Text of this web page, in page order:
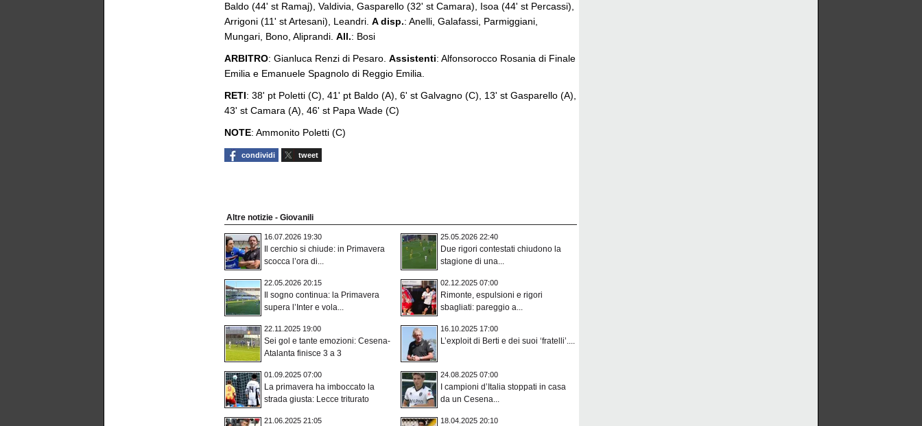
Baldo (44' st Ramaj), Valdivia, Gasparello (32' st Camara), Isoa (44' st Percassi),
Arrigoni (11' st Artesani), Leandri. A disp.: Anelli, Galafassi, Parmiggiani,
Mungari, Bono, Aliprandi. All.: Bosi
ARBITRO: Gianluca Renzi di Pesaro. Assistenti: Alfonsorocco Rosania di Finale
Emilia e Emanuele Spagnolo di Reggio Emilia.
RETI: 38' pt Poletti (C), 41' pt Baldo (A), 6' st Galvagno (C), 13' st Gasparello (A),
43' st Camara (A), 46' st Papa Wade (C)
NOTE: Ammonito Poletti (C)
condividi tweet
Altre notizie - Giovanili
16.07.2026 19:30
Il cerchio si chiude: in Primavera
scocca l’ora di...
25.05.2026 22:40
Due rigori contestati chiudono la
stagione di una...
22.05.2026 20:15
Il sogno continua: la Primavera
supera l’Inter e vola...
02.12.2025 07:00
Rimonte, espulsioni e rigori
sbagliati: pareggio a...
22.11.2025 19:00
Sei gol e tante emozioni: Cesena-
Atalanta finisce 3 a 3
16.10.2025 17:00
L’exploit di Berti e dei suoi ‘fratelli’....
01.09.2025 07:00
La primavera ha imboccato la
strada giusta: Lecce triturato
24.08.2025 07:00
I campioni d’Italia stoppati in casa
da un Cesena...
21.06.2025 21:05 18.04.2025 20:10